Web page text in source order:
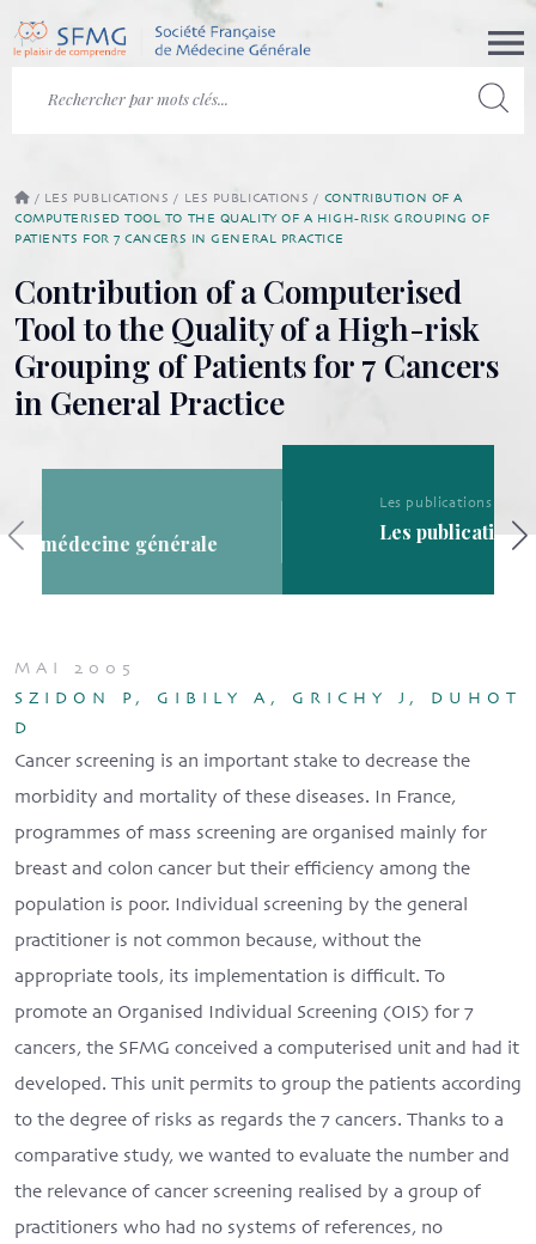
/ LES PUBLICATIONS / LES PUBLICATIONS / CONTRIBUTION OF A
COMPUTERISED TOOL TO THE QUALITY OF A HIGH-RISK GROUPING OF
PATIENTS FOR 7 CANCERS IN GENERAL PRACTICE
Contribution of a Computerised
Tool to the Quality of a High-risk
Grouping of Patients for 7 Cancers
in General Practice
Les publications de la SFMG
MAI 2005
SZIDON P, GIBILY A, GRICHY J, DUHOT
D
Cancer screening is an important stake to decrease the
morbidity and mortality of these diseases. In France,
programmes of mass screening are organised mainly for
breast and colon cancer but their efficiency among the
population is poor. Individual screening by the general
practitioner is not common because, without the
appropriate tools, its implementation is difficult. To
promote an Organised Individual Screening (OIS) for 7
cancers, the SFMG conceived a computerised unit and had it
developed. This unit permits to group the patients according
to the degree of risks as regards the 7 cancers. Thanks to a
comparative study, we wanted to evaluate the number and
the relevance of cancer screening realised by a group of
practitioners who had no systems of references, no